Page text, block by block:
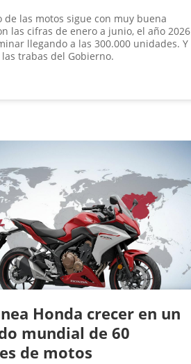
de las motos sigue con muy buena
las cifras de enero a junio, el año 2026
llegando a las 300.000 unidades. Y
las trabas del Gobierno.
Honda crecer en un
mundial de 60
de motos